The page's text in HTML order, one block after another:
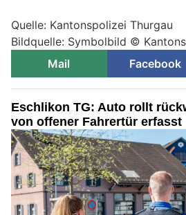
Quelle: Kantonspolizei Thurgau
Bildquelle: Symbolbild ©
Mail
Facebook
Eschlikon TG: Auto rollt
von offener Fahrertür erfasst